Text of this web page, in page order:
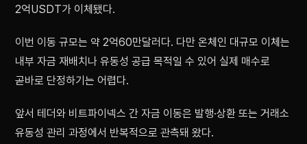
2억USDT가 이체됐다.
이번 이동 규모는 약 2억60만달러다. 다만 온체인 대규모 이체는
내부 자금 재배치나 유동성 공급 목적일 수 있어 실제 매수로
곧바로 단정하기는 어렵다.
앞서 테더와 비트파이넥스 간 자금 이동은 발행·상환 또는 거래소
유동성 관리 과정에서 반복적으로 관측돼 왔다.